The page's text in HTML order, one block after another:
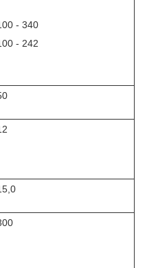
- 340
- 242